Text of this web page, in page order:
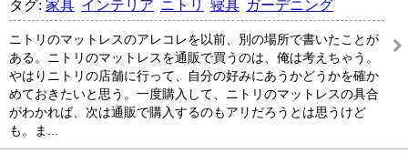
タグ: 家具 インテリア ニトリ 寝具 ガーデニング
ニトリのマットレスのアレコレを以前、別の場所で書いたことが
ある。ニトリのマットレスを通販で買うのは、俺は考えちゃう。
やはりニトリの店舗に行って、自分の好みにあうかどうかを確か
めておきたいと思う。一度購入して、ニトリのマットレスの具合
がわかれば、次は通販で購入するのもアリだろうとは思うけど
も。ま...